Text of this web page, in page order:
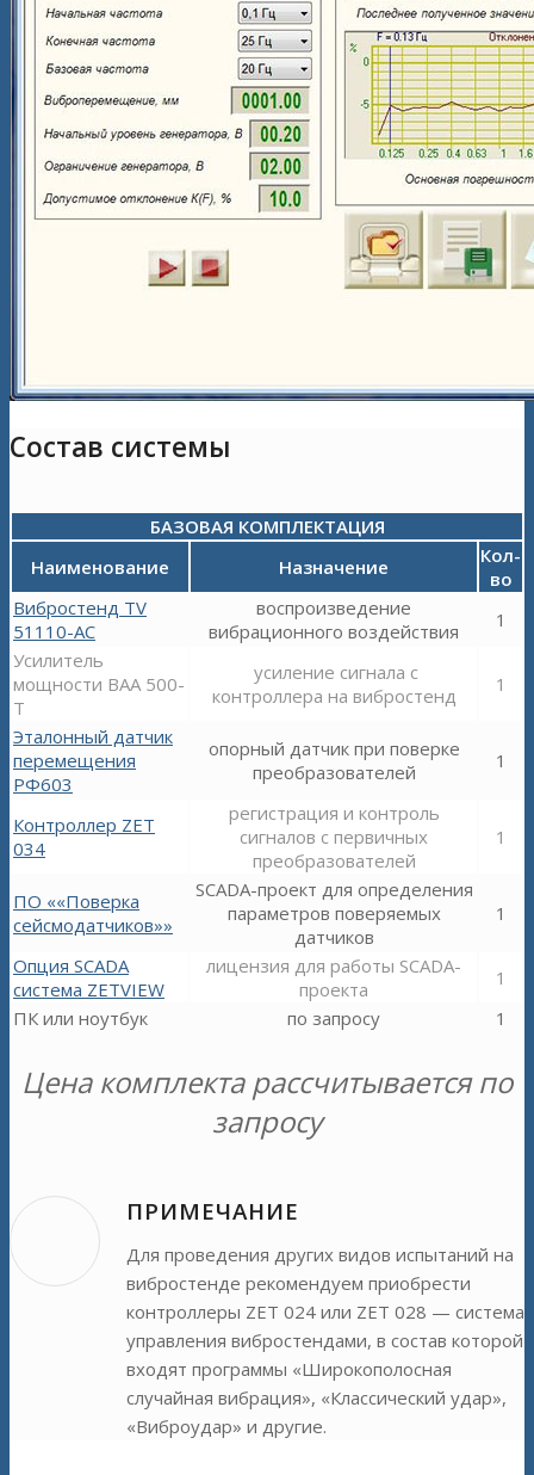
Состав системы
БАЗОВАЯ КОМПЛЕКТАЦИЯ
Наименование
Назначение
Кол-
во
Вибростенд TV
51110-AC
воспроизведение
вибрационного воздействия
1
Усилитель
мощности BAA 500-
Т
усиление сигнала с
контроллера на вибростенд
1
Эталонный датчик
перемещения
РФ603
опорный датчик при поверке
преобразователей
1
Контроллер ZET
034
регистрация и контроль
сигналов с первичных
преобразователей
1
ПО ««Поверка
сейсмодатчиков»»
SCADA-проект для определения
параметров поверяемых
датчиков
1
Опция SCADA
система ZETVIEW
лицензия для работы SCADA-
проекта
1
ПК или ноутбук
по запросу 1
Цена комплекта рассчитывается по
запросу
ПРИМЕЧАНИЕ
Для проведения других видов испытаний на
вибростенде рекомендуем приобрести
контроллеры ZET 024 или ZET 028 — система
управления вибростендами, в состав которой
входят программы «Широкополосная
случайная вибрация», «Классический удар»,
«Виброудар» и другие.